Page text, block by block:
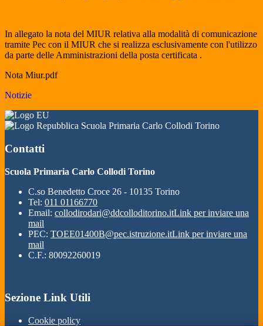
In allegato la nota del MIUR relativa alla modalità di comunicazione
tramite Pec con il MIUR che si realizza esclusivamente con l'utilizzo
da parte delle Amministrazioni della posta certificata .
Nota Miur.pdf
Notizie
Scuola Primaria Carlo Collodi Torino
Contatti
Scuola Primaria Carlo Collodi Torino
C.so Benedetto Croce 26 - 10135 Torino
Tel: 011 01166770
Email: collodirodari@ddcolloditorino.itLink per inviare una
mail
PEC: TOEE01400B@pec.istruzione.itLink per inviare una
mail
C.F.: 80092260019
Sezione Link Utili
Cookie policy